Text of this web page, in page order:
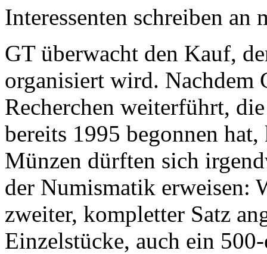
Interessenten schreiben
GT überwacht den Kauf,
organisiert wird. Nachdem
Recherchen weiterführt,
bereits 1995 begonnen
Münzen dürften sich
der Numismatik erweisen:
zweiter, kompletter Satz
Einzelstücke, auch ein